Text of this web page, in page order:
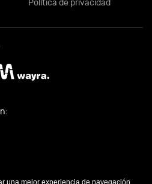
Política de privacidad
una mejor experiencia de navegación.